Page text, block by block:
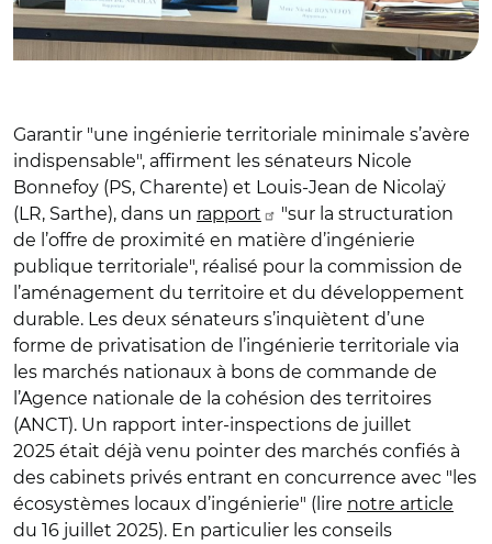
Garantir "une ingénierie territoriale minimale s’avère
indispensable", affirment les sénateurs Nicole
Bonnefoy (PS, Charente) et Louis-Jean de Nicolaÿ
(LR, Sarthe), dans un rapport "sur la structuration
de l’offre de proximité en matière d’ingénierie
publique territoriale", réalisé pour la commission de
l’aménagement du territoire et du développement
durable. Les deux sénateurs s’inquiètent d’une
forme de privatisation de l’ingénierie territoriale via
les marchés nationaux à bons de commande de
l’Agence nationale de la cohésion des territoires
(ANCT). Un rapport inter-inspections de juillet
2025 était déjà venu pointer des marchés confiés à
des cabinets privés entrant en concurrence avec "les
écosystèmes locaux d’ingénierie" (lire notre article
du 16 juillet 2025). En particulier les conseils